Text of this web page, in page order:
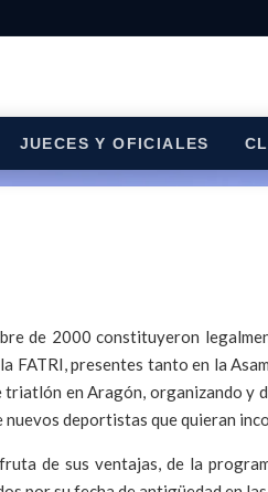
JUECES Y OFICIALES
de 2000 constituyeron
presentes tanto en la
en Aragón, organizando y
deportistas que quieran
de sus ventajas, de la